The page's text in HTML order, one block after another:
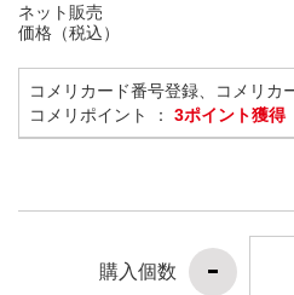
ネット販売
価格（税込）
コメリカード番号登録、コメリカ
コメリポイント ： 3ポイント獲得
購入個数